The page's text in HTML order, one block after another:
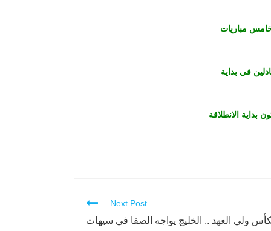
في خامس مباريات
في بداية
بداية الانطلاقة
Next Post
ولي العهد .. الخليج يواجه الصفا في سيهات